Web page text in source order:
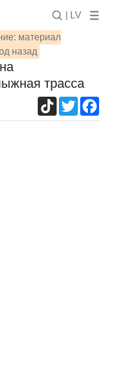
| LV
материал
назад
трасса
TikTokTwitter